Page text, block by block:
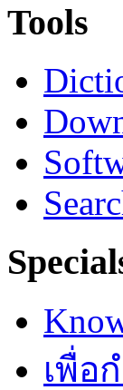
Tools
เพื่อ